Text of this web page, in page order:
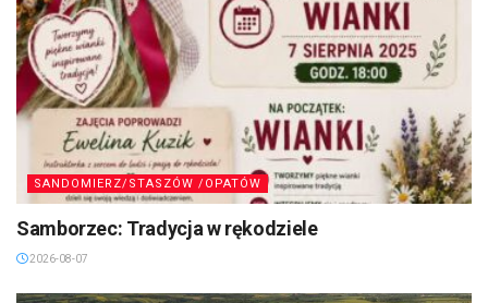
SANDOMIERZ/STASZÓW /OPATÓW
Samborzec: Tradycja w rękodziele
2026-08-07